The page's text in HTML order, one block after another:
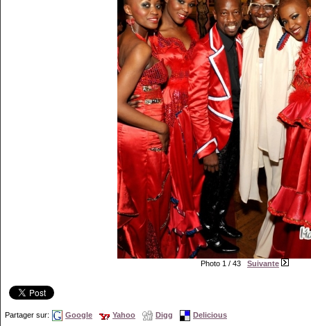
Photo 1 / 43 Suivante
Partager sur: Google Yahoo Digg Delicious